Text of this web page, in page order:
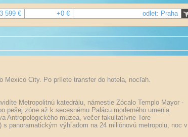
3 599 € +0 € odlet: Praha
Mexico City. Po prílete transfer do hotela, nocľah.
Metropolitnú katedrálu, námestie Zócalo Templo Mayor -
pešej zóne až k secesnému Palácu moderného umenia
Antropologického múzea, večer fakultatívne Tore
panoramatickým výhľadom na 24 miliónovú metropolu, noc v